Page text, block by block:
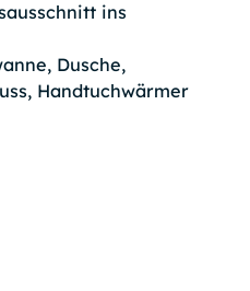
ins
Dusche,
Handtuchwärmer